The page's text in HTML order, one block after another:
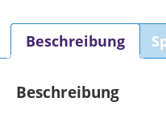
Beschreibung
Beschreibung